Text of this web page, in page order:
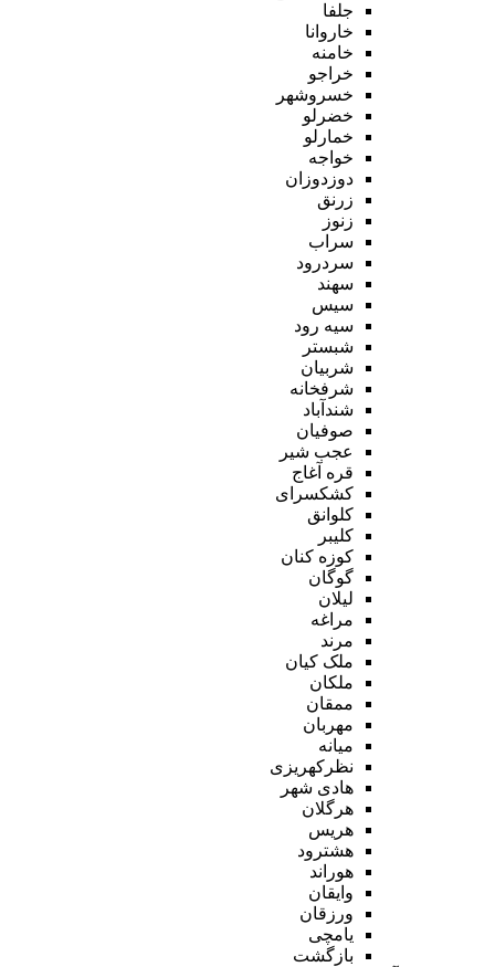
جلفا
خاروانا
خامنه
خراجو
خسروشهر
خضرلو
خمارلو
خواجه
دوزدوزان
زرنق
زنوز
سراب
سردرود
سهند
سیس
سیه رود
شبستر
شربیان
شرفخانه
شندآباد
صوفیان
عجب شیر
قره آغاج
کشکسرای
کلوانق
کلیبر
کوزه کنان
گوگان
لیلان
مراغه
مرند
ملک کیان
ملکان
ممقان
مهربان
میانه
نظرکهریزی
هادی شهر
هرگلان
هریس
هشترود
هوراند
وایقان
ورزقان
یامچی
بازگشت